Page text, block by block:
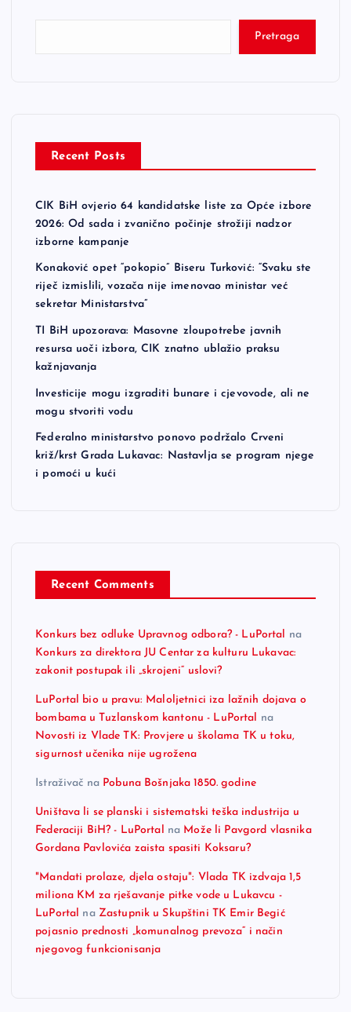
Pretraga
Recent Posts
CIK BiH ovjerio 64 kandidatske liste za Opće izbore
2026: Od sada i zvanično počinje strožiji nadzor
izborne kampanje
Konaković opet “pokopio” Biseru Turković: “Svaku ste
riječ izmislili, vozača nije imenovao ministar već
sekretar Ministarstva”
TI BiH upozorava: Masovne zloupotrebe javnih
resursa uoči izbora, CIK znatno ublažio praksu
kažnjavanja
Investicije mogu izgraditi bunare i cjevovode, ali ne
mogu stvoriti vodu
Federalno ministarstvo ponovo podržalo Crveni
križ/krst Grada Lukavac: Nastavlja se program njege
i pomoći u kući
Recent Comments
Konkurs bez odluke Upravnog odbora? - LuPortal na
Konkurs za direktora JU Centar za kulturu Lukavac:
zakonit postupak ili „skrojeni“ uslovi?
LuPortal bio u pravu: Maloljetnici iza lažnih dojava o
bombama u Tuzlanskom kantonu - LuPortal na
Novosti iz Vlade TK: Provjere u školama TK u toku,
sigurnost učenika nije ugrožena
Istraživač na Pobuna Bošnjaka 1850. godine
Uništava li se planski i sistematski teška industrija u
Federaciji BiH? - LuPortal na Može li Pavgord vlasnika
Gordana Pavlovića zaista spasiti Koksaru?
"Mandati prolaze, djela ostaju": Vlada TK izdvaja 1,5
miliona KM za rješavanje pitke vode u Lukavcu -
LuPortal na Zastupnik u Skupštini TK Emir Begić
pojasnio prednosti „komunalnog prevoza“ i način
njegovog funkcionisanja